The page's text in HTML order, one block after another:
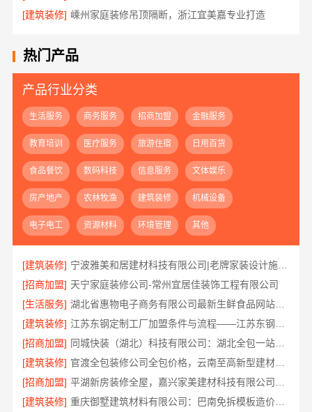
[建筑装修] 嵊州家庭装修吊顶隔断，浙江宜美嘉专业打造
热门产品
产品行业分类
生活服务 商务服务 招商加盟 金融服务
教育培训 医疗服务 旅游住宿 日用百货
食品餐饮 数码科技 信息服务 文体娱乐
房产地产 农林牧渔 建筑装修 机械设备
电子电工 资源材料 环境管理 其他
[建筑装修]
宁波雅美和居建材科技有限公司|老牌家装设计施工对接渠道
[招商加盟] 天宁家庭装修公司-常州宜居佳装饰工程有限公司
[生活服务]
湖北省惠物电子商务有限公司最新生鲜食品网站价格
[建筑装修]
[招商加盟]
同城快装（湖北）科技有限公司：湖北全包一站式装修日式原木风快速交付
[建筑装修]
官渡全包装修公司全包价格，云南至高新型建材有限公司透明无增项
[招商加盟]
[建筑装修]
重庆御墅建筑材料有限公司：巴南免拆模板造价预算抗震防风